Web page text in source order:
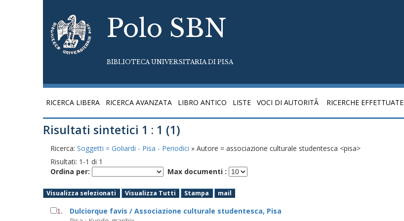
Polo SBN
BIBLIOTECA UNIVERSITARIA DI PISA
RICERCA LIBERA RICERCA AVANZATA LIBRO ANTICO LISTE VOCI DI AUTORITÃ RICERCHE EFFETTUATE
Risultati sintetici 1 : 1 (1)
Ricerca: Soggetti = Goliardi - Pisa - Periodici » Autore = associazione culturale studentesca <pisa>
Risultati: 1 -1 di 1
Ordina per:
Max documenti :
Visualizza selezionati Visualizza Tutti Stampa mail
1.
Dulciorque favis / Associazione culturale studentesca, Pisa